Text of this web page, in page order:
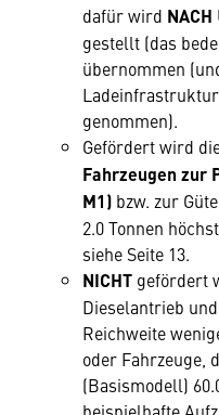
dafür wird NACH
gestellt (das
übernommen
genommen).
Gefördert wird
Fahrzeugen zur
M1) bzw. zur
2.0 Tonnen
siehe Seite 13.
NICHT gefördert
Dieselantrieb
Reichweite
oder Fahrzeuge,
(Basismodell)